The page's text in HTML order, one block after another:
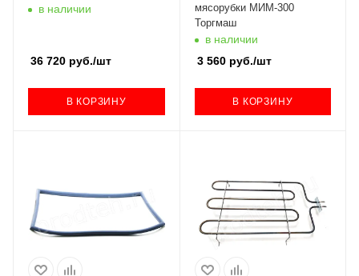
в наличии
36 720 руб./шт
В КОРЗИНУ
мясорубки МИМ-300
Торгмаш
в наличии
3 560руб./шт
В КОРЗИНУ